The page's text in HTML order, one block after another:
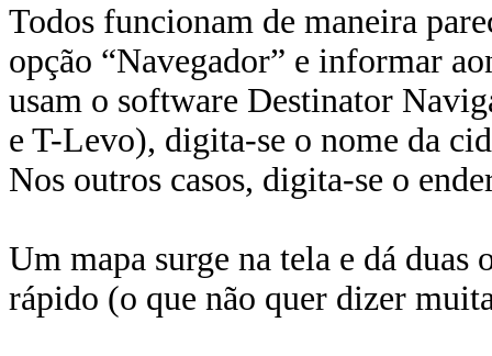
Todos funcionam de maneira
opção “Navegador” e informar
usam o software Destinator
e T-Levo), digita-se o nome da
Nos outros casos, digita-se o
Um mapa surge na tela e dá
rápido (o que não quer dizer